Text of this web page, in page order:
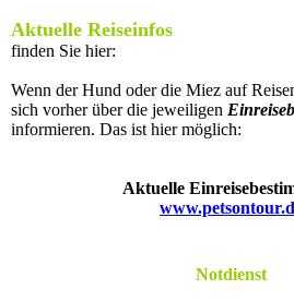
Aktuelle Reiseinfos
finden Sie hier:
Wenn der Hund oder die Miez auf
sich vorher über die jeweiligen
informieren. Das ist hier möglich:
Aktuelle
Notdienst